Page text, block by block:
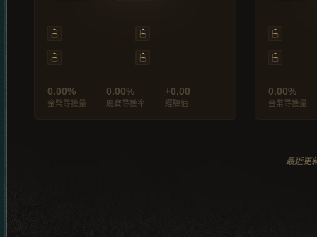
0.00%
金幣尋獲量
0.00%
魔寶尋獲率
+0.00
經驗值
0.00%
金幣尋獲量
最近更